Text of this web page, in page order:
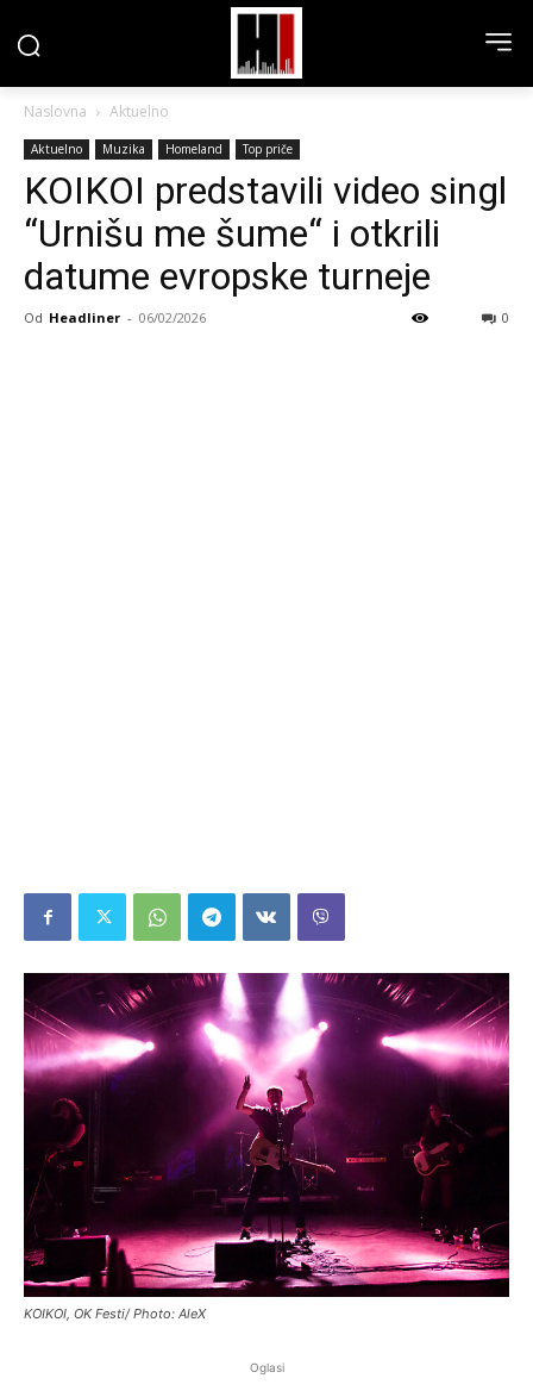
Naslovna Aktuelno
Aktuelno Muzika Homeland Top priče
KOIKOI predstavili video singl
“Urnišu me šume“ i otkrili
datume evropske turneje
Od Headliner - 06/02/2026 0
KOIKOI, OK Festi/ Photo: AleX
Oglasi